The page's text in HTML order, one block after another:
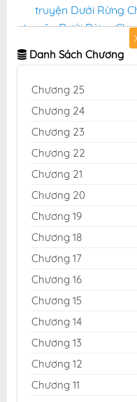
truyện Dưới Rừng
truyện Dưới Rừng
Danh Sách Chương
Chương 25
Chương 24
Chương 23
Chương 22
Chương 21
Chương 20
Chương 19
Chương 18
Chương 17
Chương 16
Chương 15
Chương 14
Chương 13
Chương 12
Chương 11